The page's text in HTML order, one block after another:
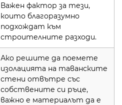
Важен фактор за тези,
които благоразумно
подхождат към
строителните разходи.
Ако решите да поемете
изолацията на таванските
стени отвътре със
собствените си ръце,
важно е материалът да е